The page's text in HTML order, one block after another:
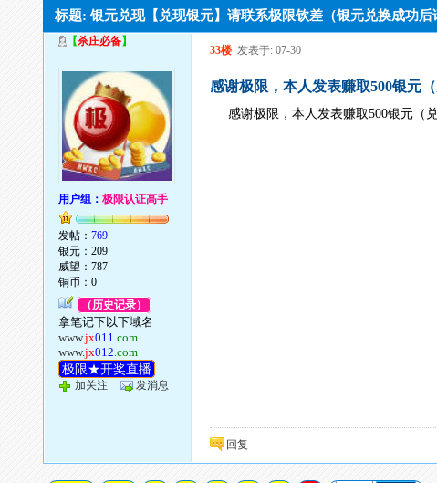
标题: 银元兑现【兑现银元】请联系极限钦差（银元兑换成功后
【杀庄必备】
用户组：极限认证高手
发帖：769
银元：209
威望：787
铜币：0
（历史记录）
拿笔记下以下域名
www.jx011.com
www.jx012.com
极限★开奖直播
加关注 发消息
33楼 发表于: 07-30
感谢极限，本人发表赚取500银元
感谢极限，本人发表赚取500银元（
回复